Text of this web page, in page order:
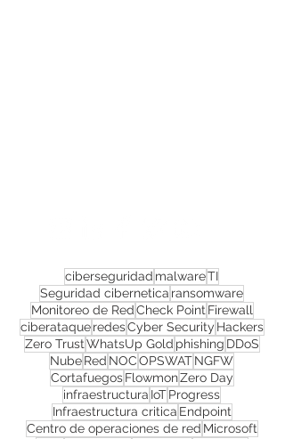
ciberseguridadmalwareTI
Seguridad ciberneticaransomware
Monitoreo de RedCheck PointFirewall
ciberataqueredesCyber SecurityHackers
Zero TrustWhatsUp GoldphishingDDoS
NubeRedNOCOPSWATNGFW
CortafuegosFlowmon Zero Day
infraestructuraIoTProgress